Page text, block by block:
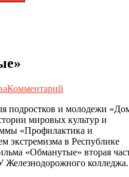
Комментарий
подростков и молодежи
мировых культур и
«Профилактика и
экстремизма в Республике
«Обманутые» вторая
Железнодорожного колледжа.